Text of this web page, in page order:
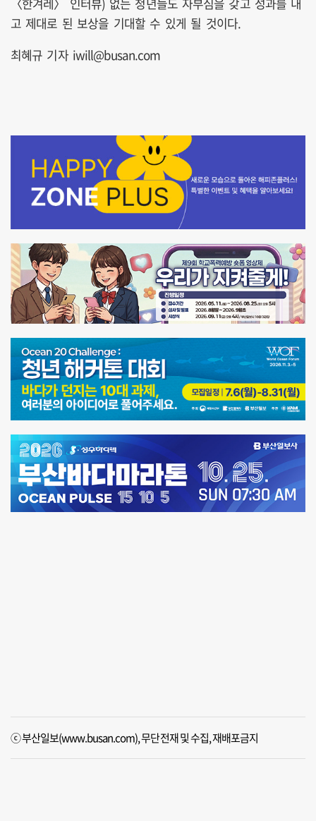
고 제대로 된 보상을 기대할 수 있게 될 것이다.
최혜규 기자 iwill@busan.com
ⓒ 부산일보(www.busan.com), 무단전재 및 수집, 재배포금지